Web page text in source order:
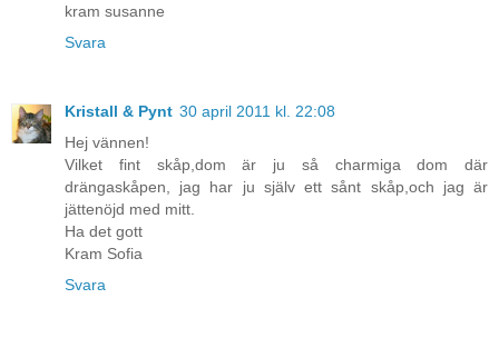
kram susanne
Svara
Kristall & Pynt 30 april 2011 kl. 22:08
Hej vännen!
Vilket fint skåp,dom är ju så charmiga dom där
drängaskåpen, jag har ju själv ett sånt skåp,och jag är
jättenöjd med mitt.
Ha det gott
Kram Sofia
Svara